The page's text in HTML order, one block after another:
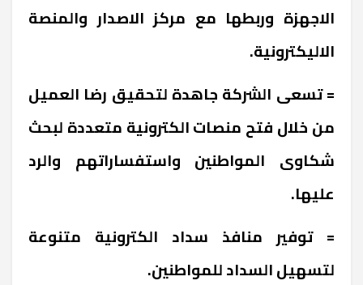
الاجهزة وربطها مع مركز الاصدار والمنصة
الاليكترونية.
= تسعى الشركة جاهدة لتحقيق رضا العميل
من خلال فتح منصات الكترونية متعددة لبحث
شكاوى المواطنين واستفساراتهم والرد
عليها.
= توفير منافذ سداد الكترونية متنوعة
لتسهيل السداد للمواطنين.